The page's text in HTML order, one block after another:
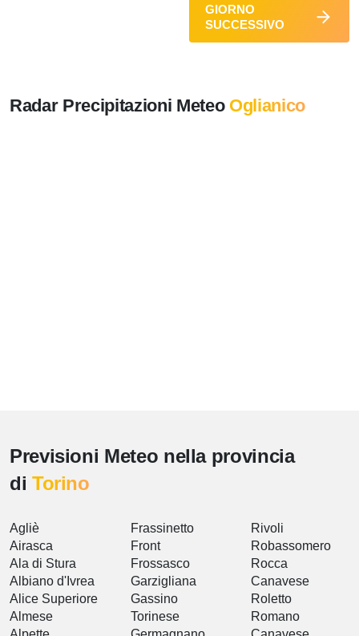
GIORNO
SUCCESSIVO
Radar Precipitazioni Meteo Oglianico
Previsioni Meteo nella provincia
di Torino
Agliè
Airasca
Ala di Stura
Albiano d'Ivrea
Alice Superiore
Almese
Frassinetto
Front
Frossasco
Garzigliana
Gassino
Torinese
Rivoli
Robassomero
Rocca
Canavese
Roletto
Romano